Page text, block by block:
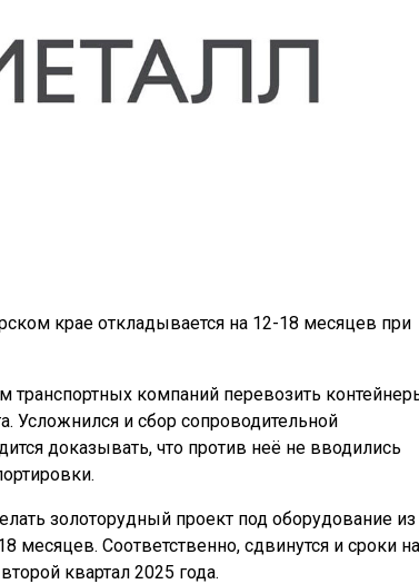
крае откладывается на 12-18 месяцев при
транспортных компаний перевозить
Усложнился и сбор сопроводительной
доказывать, что против неё не вводились
золоторудный проект под оборудование из
месяцев. Соответственно, сдвинутся и сроки
квартал 2025 года.